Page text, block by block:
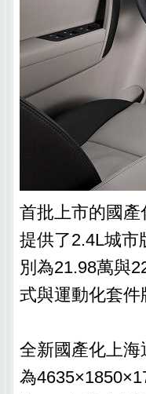
首批上市的國
提供了2.4L城市
別為21.98萬與
式與運動化套
全新國產化上
為